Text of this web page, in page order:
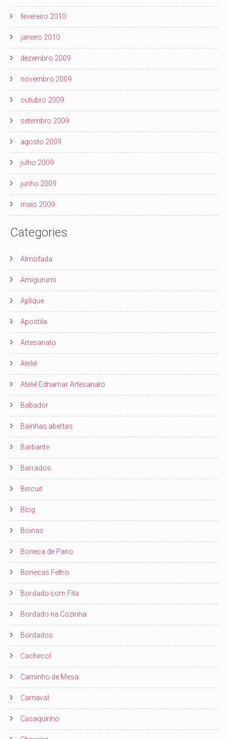
fevereiro 2010
janeiro 2010
dezembro 2009
novembro 2009
outubro 2009
setembro 2009
agosto 2009
julho 2009
junho 2009
maio 2009
Categories
Almofada
Amigurumi
Aplique
Apostila
Artesanato
Ateliê
Ateliê Ednamar Artesanato
Babador
Bainhas abertas
Barbante
Barrados
Biscuit
Blog
Boinas
Boneca de Pano
Bonecas Feltro
Bordado com Fita
Bordado na Cozinha
Bordados
Cachecol
Caminho de Mesa
Carnaval
Casaquinho